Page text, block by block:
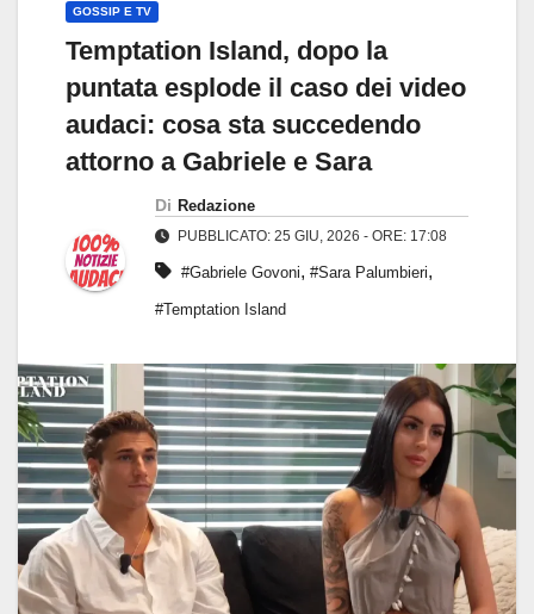
GOSSIP E TV
Temptation Island, dopo la
puntata esplode il caso dei video
audaci: cosa sta succedendo
attorno a Gabriele e Sara
Di Redazione
PUBBLICATO: 25 GIU, 2026 - ORE: 17:08
#Gabriele Govoni, #Sara Palumbieri,
#Temptation Island